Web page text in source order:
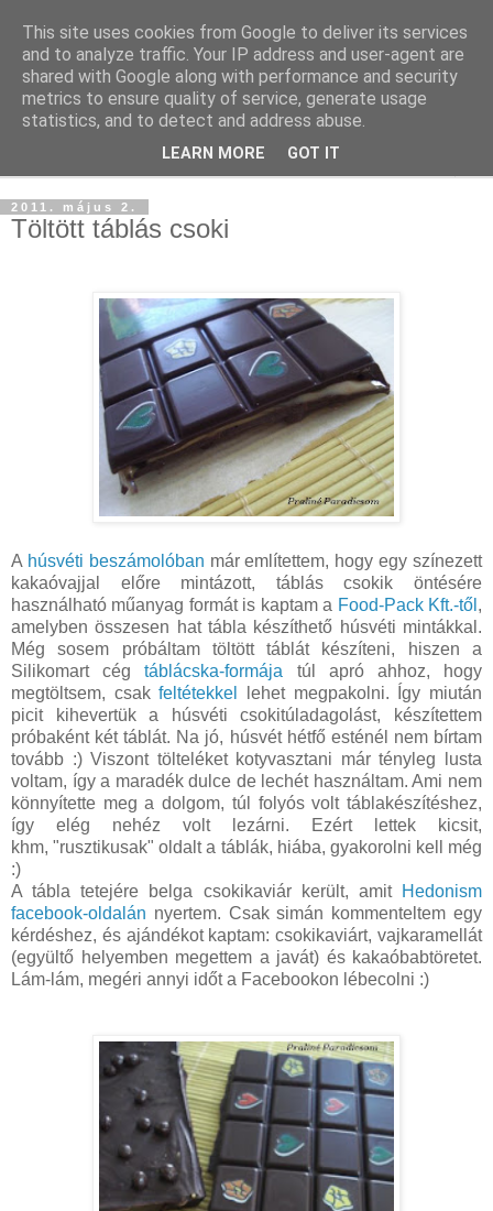
2011. május 2.
Töltött táblás csoki
A húsvéti beszámolóban már említettem, hogy egy színezett
kakaóvajjal előre mintázott, táblás csokik öntésére
használható műanyag formát is kaptam a Food-Pack Kft.-től ,
amelyben összesen hat tábla készíthető húsvéti mintákkal.
Még sosem próbáltam töltött táblát készíteni, hiszen a
Silikomart cégtáblácska-formája túl apró ahhoz, hogy
megtöltsem, csakfeltétekkel
lehet megpakolni. Így miután
picit kihevertük a húsvéti csokitúladagolást, készítettem
próbaként két táblát. Na jó, húsvét hétfő esténél nem bírtam
tovább :) Viszont tölteléket kotyvasztani már tényleg lusta
voltam, így a maradék dulce de lechét használtam. Ami nem
könnyítette meg a dolgom, túl folyós volt táblakészítéshez,
így elég nehéz volt lezárni. Ezért lettek kicsit,
khm, "rusztikusak" oldalt a táblák, hiába, gyakorolni kell még
:)
A tábla tetejére belga csokikaviár került, amit Hedonism
facebook-oldalán nyertem. Csak simán kommenteltem egy
kérdéshez, és ajándékot kaptam: csokikaviárt, vajkaramellát
(együltő helyemben megettem a javát) és kakaóbabtöretet.
Lám-lám, megéri annyi időt a Facebookon lébecolni :)
This site uses cookies from Google to deliver its services
and to analyze traffic. Your IP address and user-agent are
shared with Google along with performance and security
metrics to ensure quality of service, generate usage
statistics, and to detect and address abuse.
LEARN MORE GOT IT